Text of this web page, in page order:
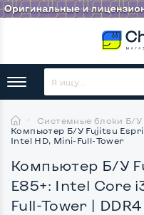
Системные блоки Б/У
Компьютер Б/У Fujitsu
Intel HD, Mini-Full-Tower
Компьютер Б/У
E85+: Intel Core
Full-Tower |